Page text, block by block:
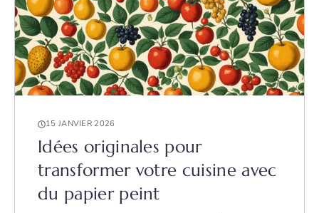
15 JANVIER 2026
Idées originales pour
transformer votre cuisine avec
du papier peint